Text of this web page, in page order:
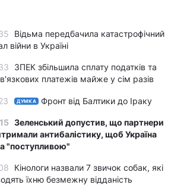
Відьма передбачила катастрофічний
війни в Україні
ЗПЕК збільшила сплату податків та
платежів майже у сім разів
ДУМКА Фронт від Балтики до Іраку
Зеленський допустив, що партнери
антибалістику, щоб Україна
"поступливою"
Кінологи назвали 7 звичок собак, які
їхню безмежну відданість